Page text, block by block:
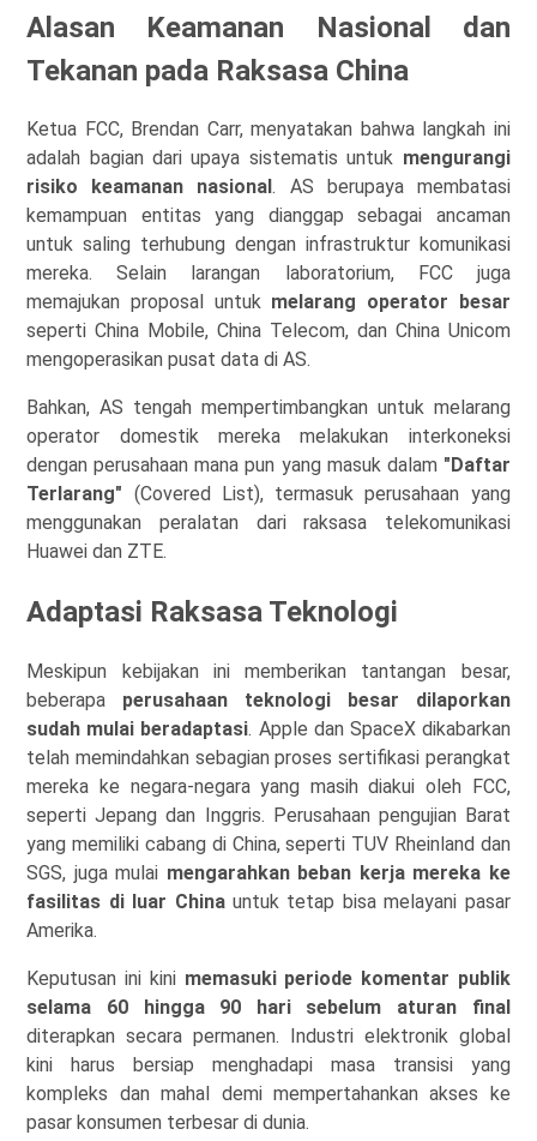
Alasan Keamanan Nasional dan
Tekanan pada Raksasa China
Ketua FCC, Brendan Carr, menyatakan bahwa langkah ini
adalah bagian dari upaya sistematis untuk mengurangi
risiko keamanan nasional. AS berupaya membatasi
kemampuan entitas yang dianggap sebagai ancaman
untuk saling terhubung dengan infrastruktur komunikasi
mereka. Selain larangan laboratorium, FCC juga
memajukan proposal untuk melarang operator besar
seperti China Mobile, China Telecom, dan China Unicom
mengoperasikan pusat data di AS.
Bahkan, AS tengah mempertimbangkan untuk melarang
operator domestik mereka melakukan interkoneksi
dengan perusahaan mana pun yang masuk dalam "Daftar
Terlarang" (Covered List), termasuk perusahaan yang
menggunakan peralatan dari raksasa telekomunikasi
Huawei dan ZTE.
Adaptasi Raksasa Teknologi
Meskipun kebijakan ini memberikan tantangan besar,
beberapa perusahaan teknologi besar dilaporkan
sudah mulai beradaptasi. Apple dan SpaceX dikabarkan
telah memindahkan sebagian proses sertifikasi perangkat
mereka ke negara-negara yang masih diakui oleh FCC,
seperti Jepang dan Inggris. Perusahaan pengujian Barat
yang memiliki cabang di China, seperti TUV Rheinland dan
SGS, juga mulai mengarahkan beban kerja mereka ke
fasilitas di luar Chinauntuk tetap bisa melayani pasar
Amerika.
Keputusan ini kini memasuki periode komentar publik
selama 60 hingga 90 hari sebelum aturan final
diterapkan secara permanen. Industri elektronik global
kini harus bersiap menghadapi masa transisi yang
kompleks dan mahal demi mempertahankan akses ke
pasar konsumen terbesar di dunia.